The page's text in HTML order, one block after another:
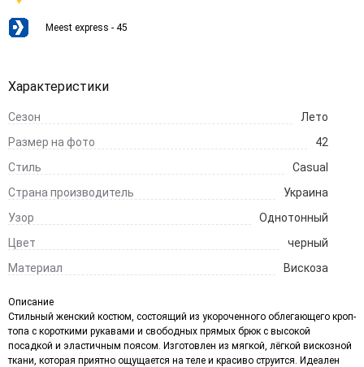
Meest express - 45
Характеристики
Сезон
Лето
Размер на фото
42
Стиль
Casual
Страна производитель
Украина
Узор
Однотонный
Цвет
черный
Материал
Вискоза
Описание
Стильный женский костюм, состоящий из укороченного облегающего кроп-
топа с короткими рукавами и свободных прямых брюк с высокой
посадкой и эластичным поясом. Изготовлен из мягкой, лёгкой вискозной
ткани, которая приятно ощущается на теле и красиво струится. Идеален